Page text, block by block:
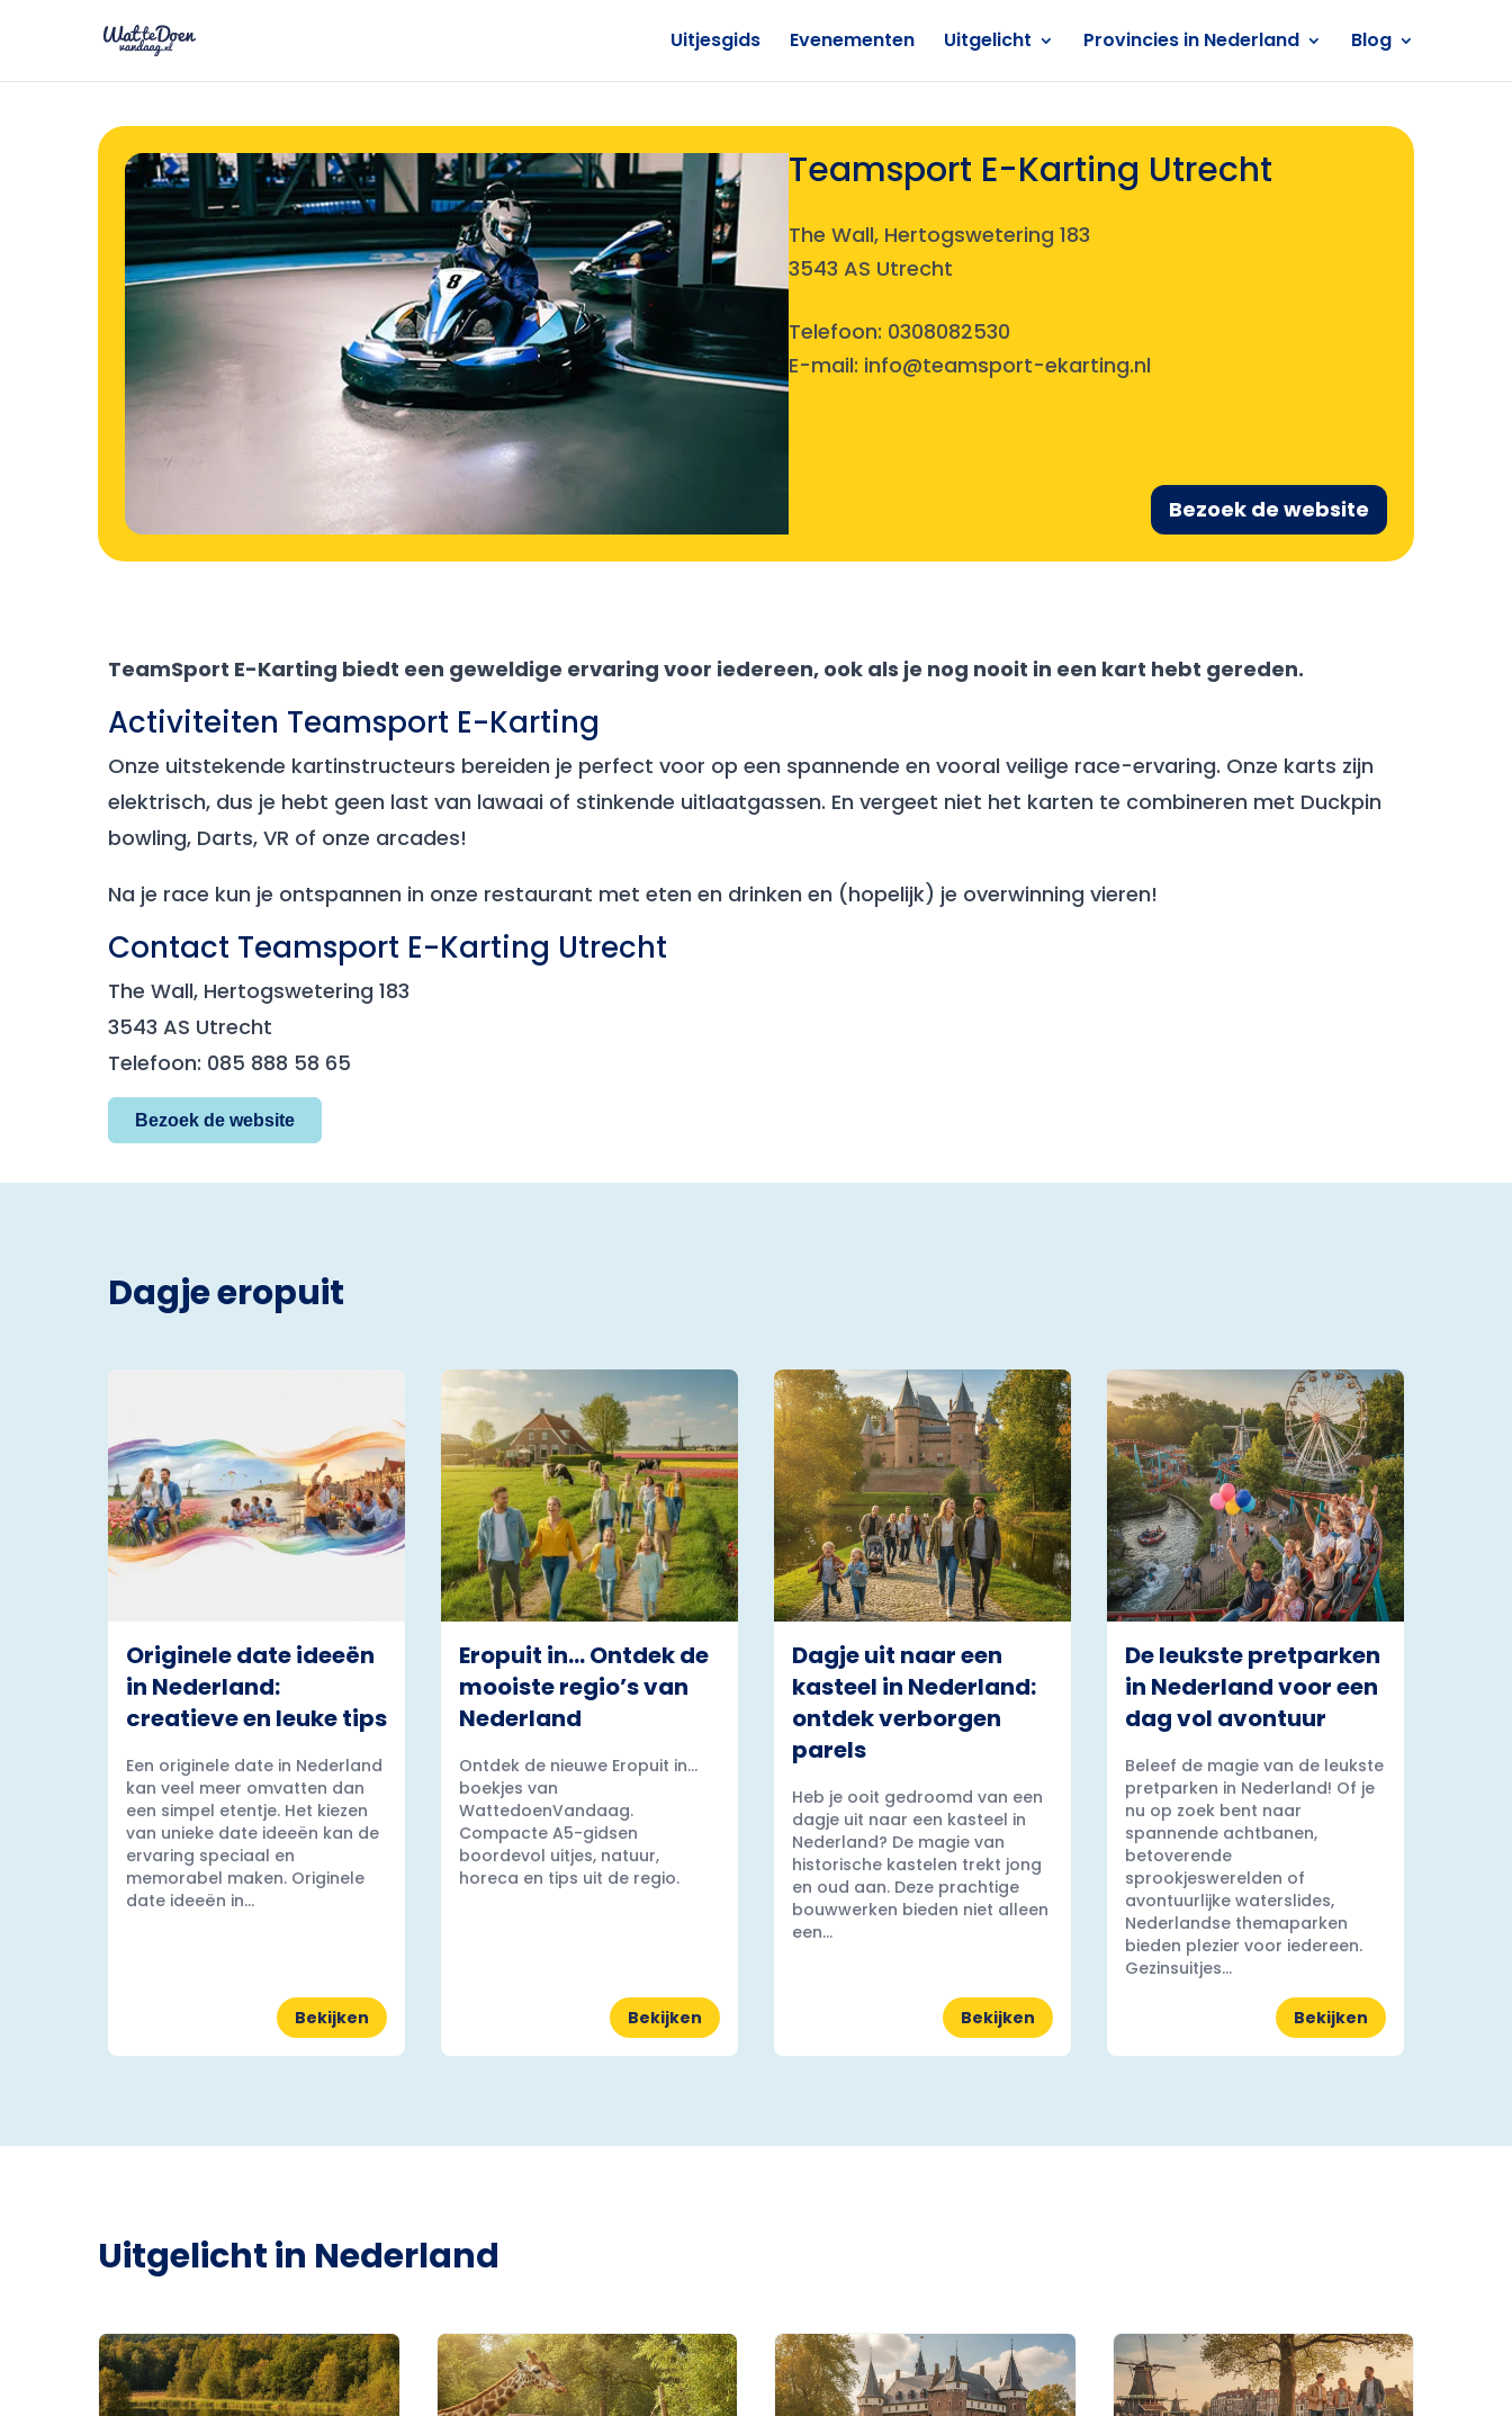
Uitjesgids Evenementen Uitgelicht Provincies in Nederland Blog
Teamsport E-Karting Utrecht
The Wall, Hertogswetering 183
3543 AS Utrecht
Telefoon: 0308082530
E-mail: info@teamsport-ekarting.nl
Bezoek de website
TeamSport E-Karting biedt een geweldige ervaring voor iedereen, ook als je nog nooit in een kart hebt gereden.
Activiteiten Teamsport E-Karting
Onze uitstekende kartinstructeurs bereiden je perfect voor op een spannende en vooral veilige race-ervaring. Onze karts zijn
elektrisch, dus je hebt geen last van lawaai of stinkende uitlaatgassen. En vergeet niet het karten te combineren met Duckpin
bowling, Darts, VR of onze arcades!
Na je race kun je ontspannen in onze restaurant met eten en drinken en (hopelijk) je overwinning vieren!
Contact Teamsport E-Karting Utrecht
The Wall, Hertogswetering 183
3543 AS Utrecht
Telefoon: 085 888 58 65
Bezoek de website
Dagje eropuit
Originele date ideeën
in Nederland:
creatieve en leuke tips
Een originele date in Nederland
kan veel meer omvatten dan
een simpel etentje. Het kiezen
van unieke date ideeën kan de
ervaring speciaal en
memorabel maken. Originele
date ideeën in...
Bekijken
Eropuit in… Ontdek de
mooiste regio’s van
Nederland
Ontdek de nieuwe Eropuit in...
boekjes van
WattedoenVandaag.
Compacte A5-gidsen
boordevol uitjes, natuur,
horeca en tips uit de regio.
Bekijken
Dagje uit naar een
kasteel in Nederland:
ontdek verborgen
parels
Heb je ooit gedroomd van een
dagje uit naar een kasteel in
Nederland? De magie van
historische kastelen trekt jong
en oud aan. Deze prachtige
bouwwerken bieden niet alleen
een...
Bekijken
De leukste pretparken
in Nederland voor een
dag vol avontuur
Beleef de magie van de leukste
pretparken in Nederland! Of je
nu op zoek bent naar
spannende achtbanen,
betoverende
sprookjeswerelden of
avontuurlijke waterslides,
Nederlandse themaparken
bieden plezier voor iedereen.
Gezinsuitjes...
Bekijken
Uitgelicht in Nederland